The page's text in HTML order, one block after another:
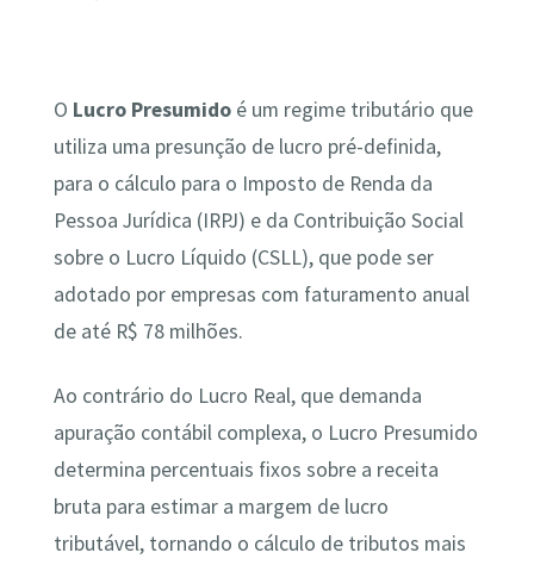
O Lucro Presumidoé um regime tributário que
utiliza uma presunção de lucro pré-definida,
para o cálculo para o Imposto de Renda da
Pessoa Jurídica (IRPJ) e da Contribuição Social
sobre o Lucro Líquido (CSLL), que pode ser
adotado por empresas com faturamento anual
de até R$ 78 milhões.
Ao contrário do Lucro Real, que demanda
apuração contábil complexa, o Lucro Presumido
determina percentuais fixos sobre a receita
bruta para estimar a margem de lucro
tributável, tornando o cálculo de tributos mais